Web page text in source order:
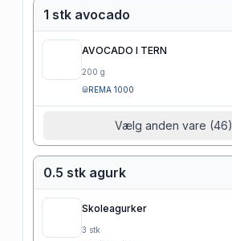
1 stk avocado
AVOCADO I TERN
200 g
REMA 1000
Vælg anden vare (46)
0.5 stk agurk
Skoleagurker
3 stk